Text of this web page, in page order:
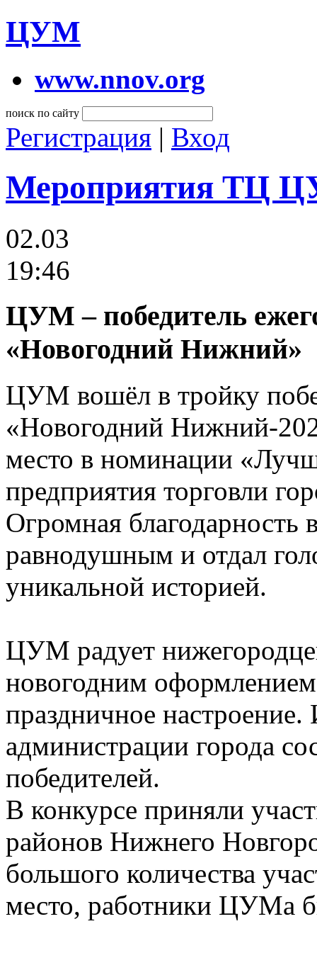
ЦУМ
www.nnov.org
поиск по сайту
Регистрация | Вход
Мероприятия ТЦ
02.03
19:46
ЦУМ ‒ победитель
«Новогодний Нижний»
ЦУМ вошёл в тройку
«Новогодний Нижний-
место в номинации
предприятия торговли
Огромная благодарность
равнодушным и отдал
уникальной историей.
ЦУМ радует
новогодним
праздничное
администрации города
победителей.
В конкурсе приняли
районов Нижнего
большого количества
место, работники ЦУМа